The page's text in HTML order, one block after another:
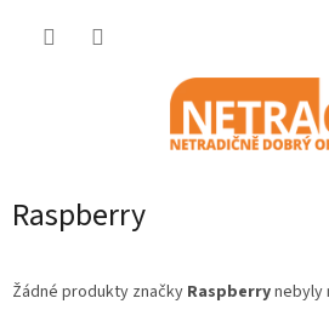
Raspberry
Žádné produkty značky Raspberrynebyly